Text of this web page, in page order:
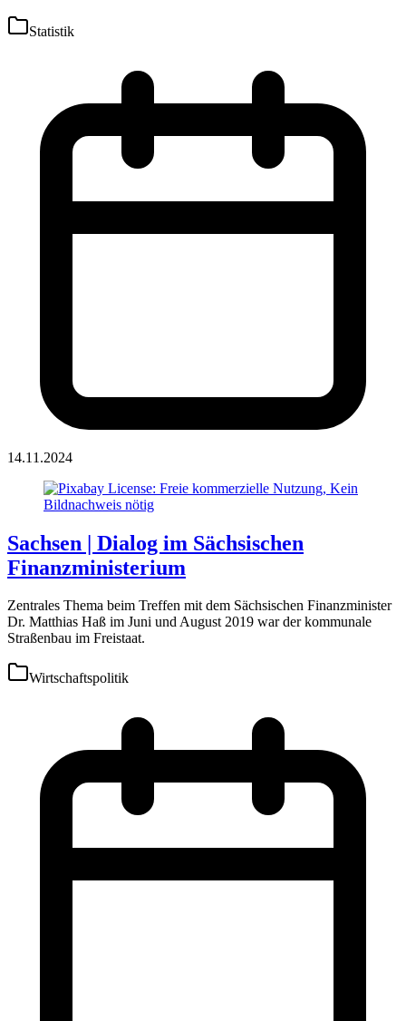
Statistik
14.11.2024
Sachsen | Dialog im Sächsischen
Finanzministerium
Zentrales Thema beim Treffen mit dem Sächsischen Finanzminister
Dr. Matthias Haß im Juni und August 2019 war der kommunale
Straßenbau im Freistaat.
Wirtschaftspolitik